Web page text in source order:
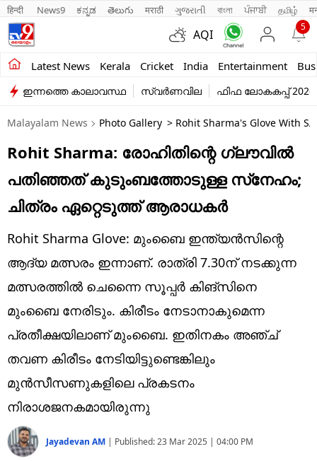
हिन्दी News9 ಕನ್ನಡ తెలుగు मराठी ગુજરાતી বাংলা ਪੰਜਾਬੀ தமிழ்
AQI
5
Latest News Kerala Cricket India Entertainment
Kerala
India
Entertainment
Business
Education
Lifestyle
world
Technology
Religion
Web Story
Short Videos
ഇന്നത്തെ കാലാവസ്ഥ സ്വർണവില ഫിഫ ലോകകപ്പ് 2026
Malayalam News Photo Gallery > Rohit Sharma's Glove With
Rohit Sharma: രോഹിതിന്റെ ഗ്ലൗവില്‍
പതിഞ്ഞത് കുടുംബത്തോടുള്ള സ്‌നേഹം;
ചിത്രം ഏറ്റെടുത്ത് ആരാധകര്‍
Rohit Sharma Glove: മുംബൈ ഇന്ത്യന്‍സിന്റെ
ആദ്യ മത്സരം ഇന്നാണ്. രാത്രി 7.30ന് നടക്കുന്ന
മത്സരത്തില്‍ ചെന്നൈ സൂപ്പര്‍ കിങ്‌സിനെ
മുംബൈ നേരിടും. കിരീടം നേടാനാകുമെന്ന
പ്രതീക്ഷയിലാണ് മുംബൈ. ഇതിനകം അഞ്ച്
തവണ കിരീടം നേടിയിട്ടുണ്ടെങ്കിലും
മുന്‍സീസണുകളിലെ പ്രകടനം
നിരാശജനകമായിരുന്നു
Jayadevan AM | Published:23 Mar 2025 | 04:00 PM